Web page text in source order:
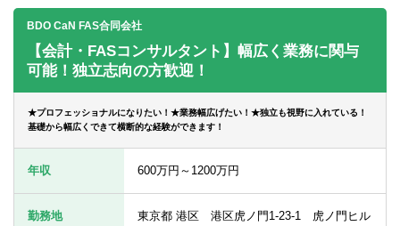
公認会計士の求人
監査法人の求人
USCPA（米国公認会計士）の求人
BDO CaN FAS合同会社
【会計・FASコンサルタント】幅広く業務に関与
可能！独立志向の方歓迎！
★プロフェッショナルになりたい！★業務幅広げたい！★独立も視野に入れている！
基礎から幅広くできて横断的な経験ができます！
年収 600万円～1200万円
勤務地
東京都 港区 港区虎ノ門1-23-1 虎ノ門ヒル